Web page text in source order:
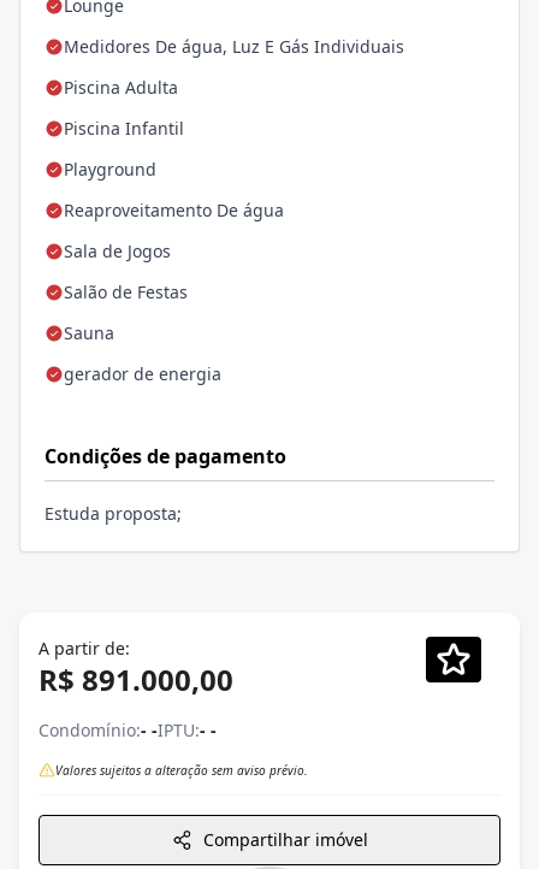
Lounge
Medidores De água, Luz E Gás Individuais
Piscina Adulta
Piscina Infantil
Playground
Reaproveitamento De água
Sala de Jogos
Salão de Festas
Sauna
gerador de energia
Condições de pagamento
Estuda proposta;
A partir de:
R$ 891.000,00
Condomínio:- -IPTU:- -
Valores sujeitos a alteração sem aviso prévio.
Compartilhar imóvel